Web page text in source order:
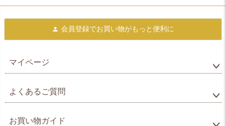
会員登録でお買い物がもっと便利に
マイページ
よくあるご質問
お買い物ガイド